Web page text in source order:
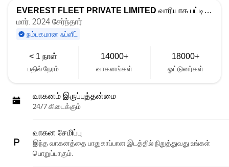
EVEREST FLEET PRIVATE LIMITED வாரியாக பட்டியலிடப்பட்டது
மார். 2024 சேர்ந்தார்
நம்பகமான ஃப்ளீட்
< 1 நாள்
பதில் நேரம்
14000+
வாகனங்கள்
18000+
ஓட்டுனர்கள்
வாகனம் இருப்புத்தன்மை
24/7 கிடைக்கும்
வாகன சேமிப்பு
இந்த வாகனத்தை பாதுகாப்பான இடத்தில் நிறுத்துவது உங்கள்
பொறுப்பாகும்.